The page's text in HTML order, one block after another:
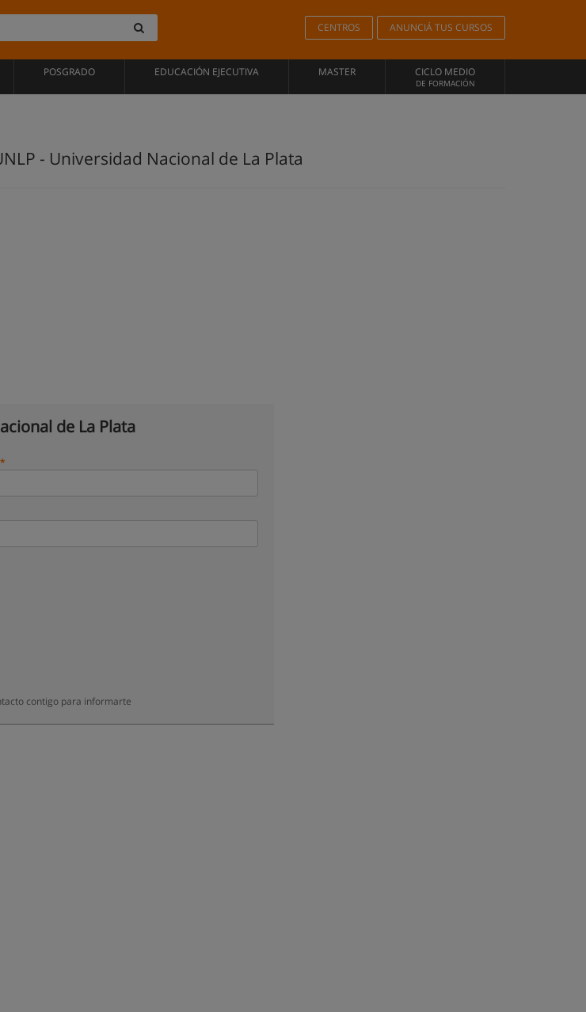
CENTROS ANUNCIÁ TUS CURSOS
POSGRADO EDUCACIÓN EJECUTIVA MASTER CICLO MEDIO
DE FORMACIÓN
- Universidad Nacional de La Plata
de La Plata
contigo para informarte